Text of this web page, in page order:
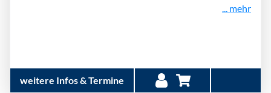
... mehr
weitere Infos & Termine